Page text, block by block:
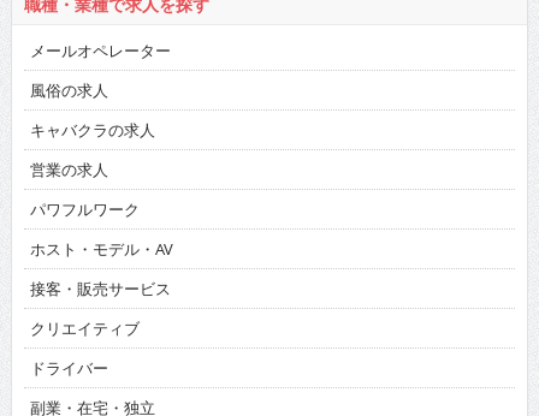
職種・業種で求人を探す
メールオペレーター
風俗の求人
キャバクラの求人
営業の求人
パワフルワーク
ホスト・モデル・AV
接客・販売サービス
クリエイティブ
ドライバー
副業・在宅・独立